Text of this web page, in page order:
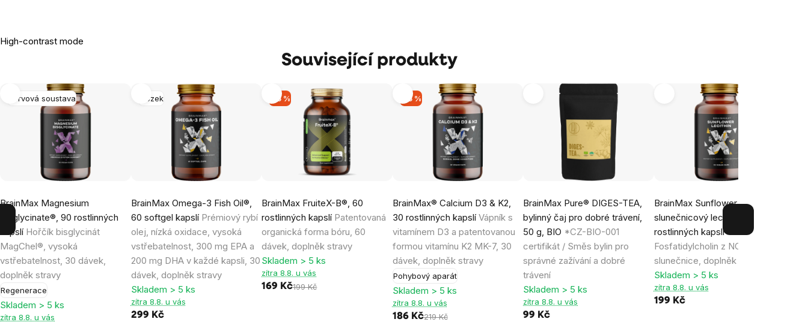
High-contrast mode
Související produkty
Nervová soustava
BrainMax Magnesium
Bisglycinate®, 90 rostlinných
kapslí Hořčík bisglycinát
MagChel®, vysoká
vstřebatelnost, 30 dávek,
doplněk stravy
Regenerace
Skladem > 5 ks
zítra 8.8. u vás
Mozek
BrainMax Omega-3 Fish Oil®,
60 softgel kapslí Prémiový rybí
olej, nízká oxidace, vysoká
vstřebatelnost, 300 mg EPA a
200 mg DHA v každé kapsli, 30
dávek, doplněk stravy
Skladem > 5 ks
zítra 8.8. u vás
299 Kč
-15 %
BrainMax FruiteX-B®, 60
rostlinných kapslí Patentovaná
organická forma bóru, 60
dávek, doplněk stravy
Skladem > 5 ks
zítra 8.8. u vás
169 Kč199 Kč
-15 %
BrainMax® Calcium D3 & K2,
30 rostlinných kapslí Vápník s
vitamínem D3 a patentovanou
formou vitamínu K2 MK-7, 30
dávek, doplněk stravy
Pohybový aparát
Skladem > 5 ks
zítra 8.8. u vás
186 Kč219 Kč
BrainMax Pure® DIGES-TEA,
bylinný čaj pro dobré trávení,
50 g, BIO *CZ-BIO-001
certifikát / Směs bylin pro
správné zažívání a dobré
trávení
Skladem > 5 ks
zítra 8.8. u vás
99 Kč
BrainMax Sunflower Lecithin,
slunečnicový lecitin, 90
rostlinných kapslí
Fosfatidylcholin z NON-GMO
slunečnice, doplněk stravy
Skladem > 5 ks
zítra 8.8. u vás
199 Kč